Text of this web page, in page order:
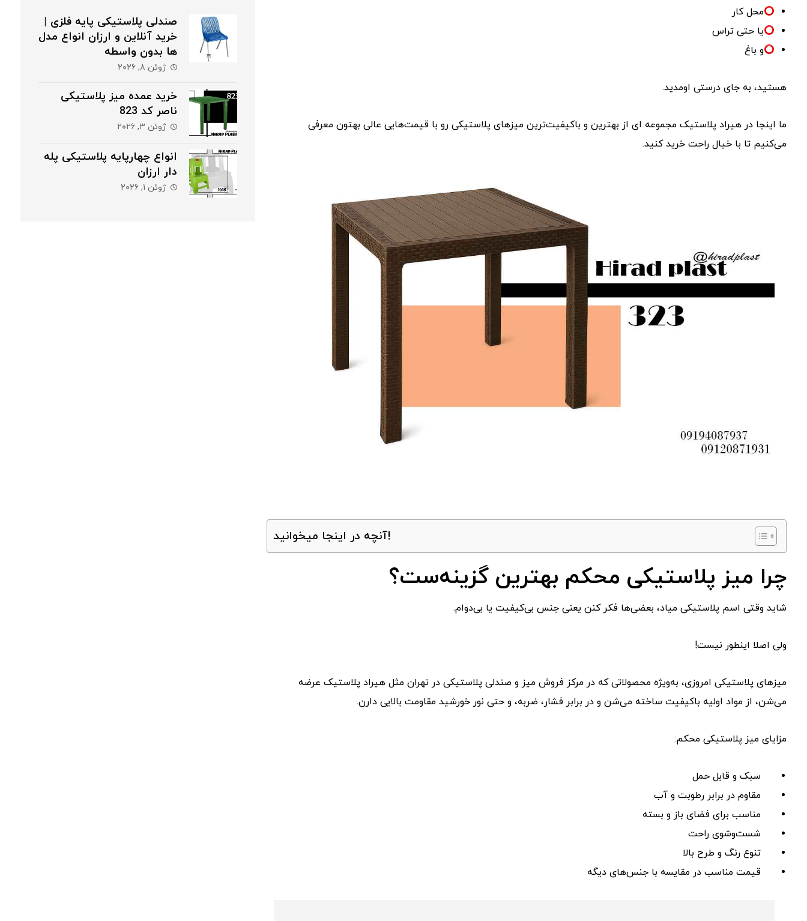
محل کار
یا حتی تراس
و باغ‌
هستید، به جای درستی اومدید.
ما اینجا در هیراد پلاستیک مجموعه ای از بهترین و باکیفیت‌ترین میزهای پلاستیکی رو با قیمت‌هایی عالی بهتون معرفی
می‌کنیم تا با خیال راحت خرید کنید.
آنچه در اینجا میخوانید!
چرا میز پلاستیکی محکم بهترین گزینه‌ست؟
شاید وقتی اسم پلاستیکی میاد، بعضی‌ها فکر کنن یعنی جنس بی‌کیفیت یا بی‌دوام.
ولی اصلا اینطور نیست!
میزهای پلاستیکی امروزی، به‌ویژه محصولاتی که در مرکز فروش میز و صندلی پلاستیکی در تهران مثل هیراد پلاستیک عرضه
می‌شن، از مواد اولیه باکیفیت ساخته می‌شن و در برابر فشار، ضربه، و حتی نور خورشید مقاومت بالایی دارن.
مزایای میز پلاستیکی محکم:
سبک و قابل حمل
مقاوم در برابر رطوبت و آب
مناسب برای فضای باز و بسته
شست‌وشوی راحت
تنوع رنگ و طرح بالا
قیمت مناسب در مقایسه با جنس‌های دیگه
صندلی پلاستیکی پایه فلزی |
خرید آنلاین و ارزان انواع مدل
ها بدون واسطه
ژوئن ۸, ۲۰۲۶
خرید عمده میز پلاستیکی
ناصر کد 823
ژوئن ۳, ۲۰۲۶
انواع چهارپایه پلاستیکی پله
دار ارزان
ژوئن ۱, ۲۰۲۶